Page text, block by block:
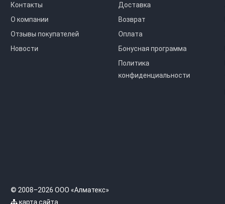
Контакты
О компании
Отзывы покупателей
Новости
Доставка
Возврат
Оплата
Бонусная программа
Политика
конфиденциальности
© 2008–2026 ООО «Алматекс»
карта сайта